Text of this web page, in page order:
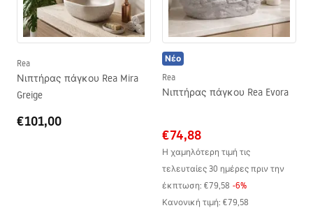
Rea
Νιπτήρας πάγκου Rea Mira
Greige
€101,00
Νέο
Rea
Νιπτήρας πάγκου Rea Evora
€74,88
Η χαμηλότερη τιμή τις
τελευταίες 30 ημέρες πριν την
έκπτωση: €79,58 -6%
Κανονική τιμή: €79,58